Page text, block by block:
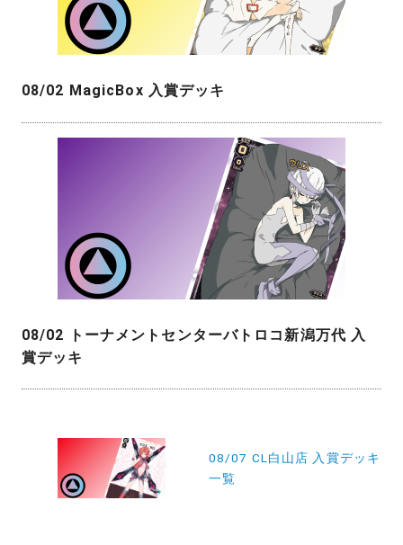
08/02 MagicBox 入賞デッキ
08/02 トーナメントセンターバトロコ新潟万代 入
賞デッキ
08/07 CL白山店 入賞デッキ
一覧